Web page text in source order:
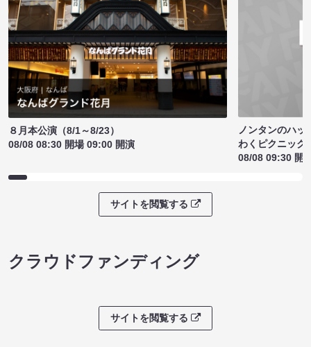
８月本公演（8/1～8/23）
08/08 08:30 開場 09:00 開演
ノンタンのハッ
わくピクニック
08/08 09:30 開
サイトを閲覧する
クラウドファンディング
サイトを閲覧する